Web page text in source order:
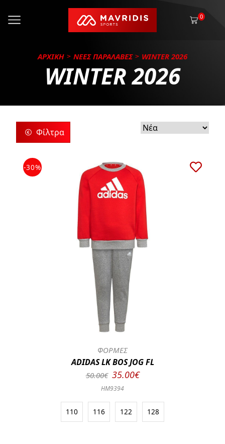
0
ΑΡΧΙΚΗ ΝΕΕΣ ΠΑΡΑΛΑΒΕΣ WINTER 2026
WINTER 2026
Φίλτρα
-30%
ΦΟΡΜΕΣ
ADIDAS LK BOS JOG FL
50.00€ 35.00€
HM9394
110 116 122 128